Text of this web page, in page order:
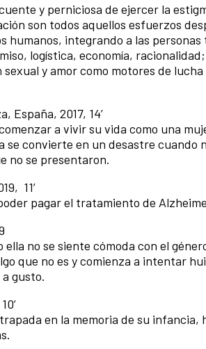
y perniciosa de ejercer la
son todos aquellos esfuerzos
humanos, integrando a las
logística, economía,
y amor como motores de
España, 2017, 14’
a vivir su vida como una
se convierte en un desastre cuando
no se presentaron.
11’
pagar el tratamiento de
no se siente cómoda con el
que no es y comienza a intentar
gusto.
en la memoria de su infancia,